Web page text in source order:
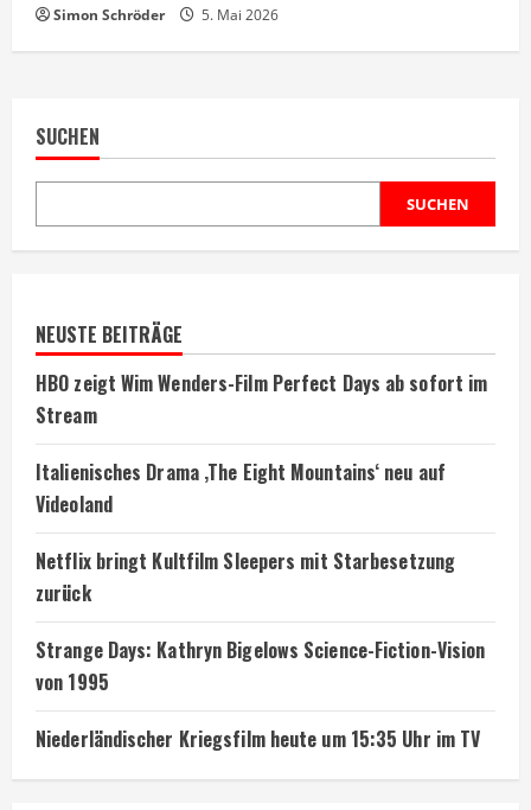
Simon Schröder 5. Mai 2026
SUCHEN
SUCHEN
NEUSTE BEITRÄGE
HBO zeigt Wim Wenders-Film Perfect Days ab sofort im
Stream
Italienisches Drama ‚The Eight Mountains‘ neu auf
Videoland
Netflix bringt Kultfilm Sleepers mit Starbesetzung
zurück
Strange Days: Kathryn Bigelows Science-Fiction-Vision
von 1995
Niederländischer Kriegsfilm heute um 15:35 Uhr im TV